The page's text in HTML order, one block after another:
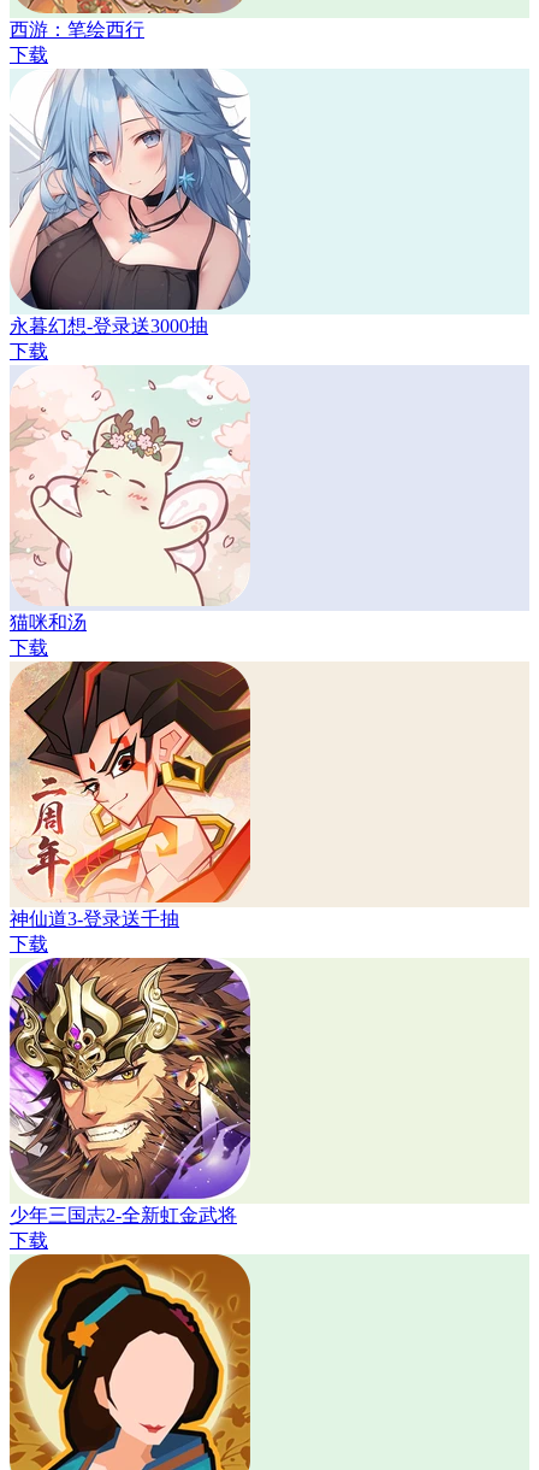
西游：笔绘西行
下载
永暮幻想-登录送3000抽
下载
猫咪和汤
下载
神仙道3-登录送千抽
下载
少年三国志2-全新虹金武将
下载